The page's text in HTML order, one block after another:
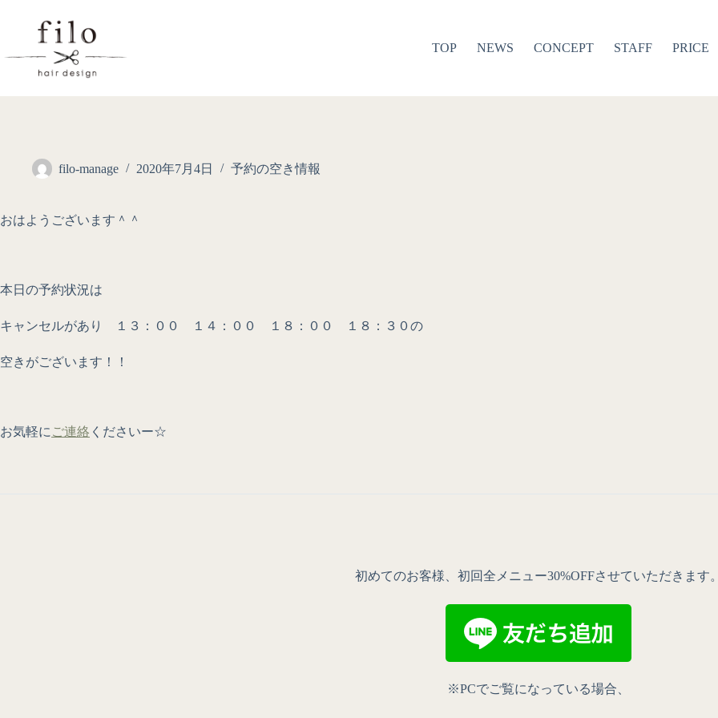
TOP NEWS CONCEPT STAFF PRICE
filo-manage 2020年7月4日 予約の空き情報
おはようございます＾＾
本日の予約状況は
キャンセルがあり １３：００ １４：００ １８：００ １８：３０の
空きがございます！！
お気軽に ご連絡 くださいー☆
初めてのお客様、初回全メニュー30%OFFさせていただきます
※PCでご覧になっている場合、